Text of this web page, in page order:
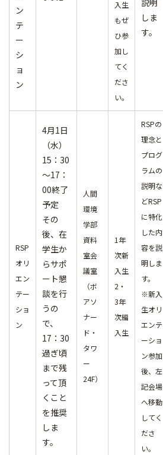
ン
テ
ー
シ
ョ
ン
入生
もぜ
ひ参
加し
てく
ださ
い。
説明
しま
す。
RSP
オリ
エン
テー
ショ
ン
4月1日
（水）
15：30
～17：
00終了
予定
その
後、在
学生か
らサポ
ート懇
談を行
うの
で、
17：30
過ぎ頃
まで残
って頂
くこと
を推奨
しま
す。
人間
環境
学部
資料
室会
議室
（ボ
アソ
ナー
ド・
タワ
ー
24F）
1年
次新
入生
2・
3年
次編
入生
RSPの
理念と
プログ
ラムの
説明な
どRSP
に特化
した内
容を説
明しま
す。
※新入
生オリ
エンテ
ーショ
ン参加
後、左
記会場
へ移動
してく
ださ
い。